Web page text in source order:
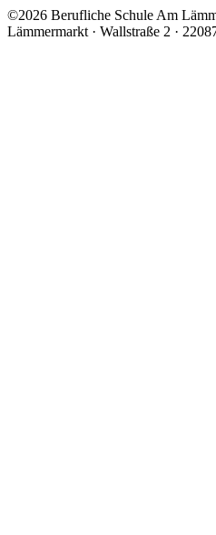
©2026 Berufliche Schule Am
Lämmermarkt · Wallstraße 2 ·